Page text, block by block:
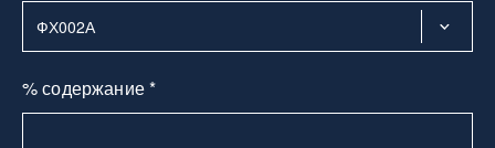
% содержание *